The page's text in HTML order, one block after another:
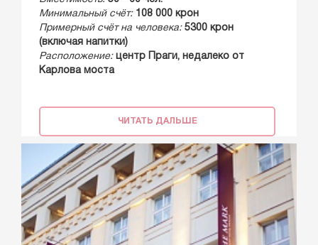
Минимальный счёт: 108 000 крон
Примерный счёт на человека: 5300 крон
(включая напитки)
Расположение: центр Праги, недалеко от
Карлова моста
ЧИТАТЬ ДАЛЬШЕ